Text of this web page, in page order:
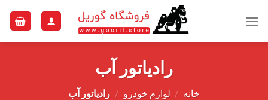
رادیاتور آب
خانه / لوازم خودرو / رادیاتور آب